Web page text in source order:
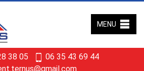
38 05
06 35 43 69 44
MENU